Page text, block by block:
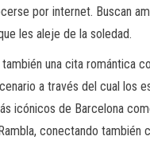
por internet. Buscan
les aleje de la soledad.
una cita romántica
a través del cual los
icónicos de Barcelona
conectando también